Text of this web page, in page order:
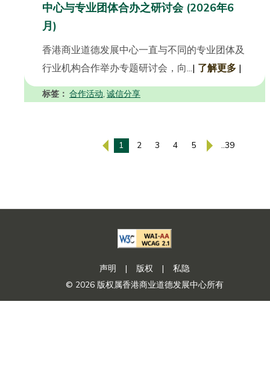
中心与专业团体合办之研讨会 (2026年6
月)
香港商业道德发展中心一直与不同的专业团体及
行业机构合作举办专题研讨会，向...| 了解更多 |
标签： 合作活动, 诚信分享
1 2 3 4 5 ..39
声明 | 版权 |
私隐
© 2026 版权属香港商业道德发展中心所有